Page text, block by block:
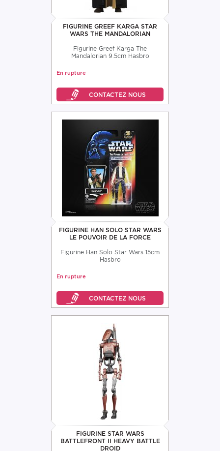
FIGURINE GREEF KARGA STAR
WARS THE MANDALORIAN
Figurine Greef Karga The
Mandalorian 9.5cm Hasbro
En rupture
FIGURINE HAN SOLO STAR WARS
LE POUVOIR DE LA FORCE
Figurine Han Solo Star Wars 15cm
Hasbro
En rupture
FIGURINE STAR WARS
BATTLEFRONT II HEAVY BATTLE
DROID